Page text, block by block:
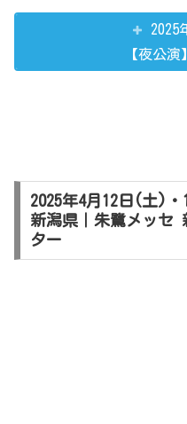
2025
【夜公
2025年4月12日(土)
新潟県｜朱鷺メッセ
ター